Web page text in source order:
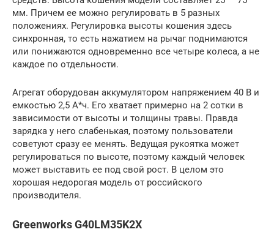
мм. Причем ее можно регулировать в 5 разных
положениях. Регулировка высоты кошения здесь
синхронная, то есть нажатием на рычаг поднимаются
или понижаются одновременно все четыре колеса, а не
каждое по отдельности.
Агрегат оборудован аккумулятором напряжением 40 В и
емкостью 2,5 А*ч. Его хватает примерно на 2 сотки в
зависимости от высоты и толщины травы. Правда
зарядка у него слабенькая, поэтому пользователи
советуют сразу ее менять. Ведущая рукоятка может
регулироваться по высоте, поэтому каждый человек
может выставить ее под свой рост. В целом это
хорошая недорогая модель от российского
производителя.
Greenworks G40LM35K2X